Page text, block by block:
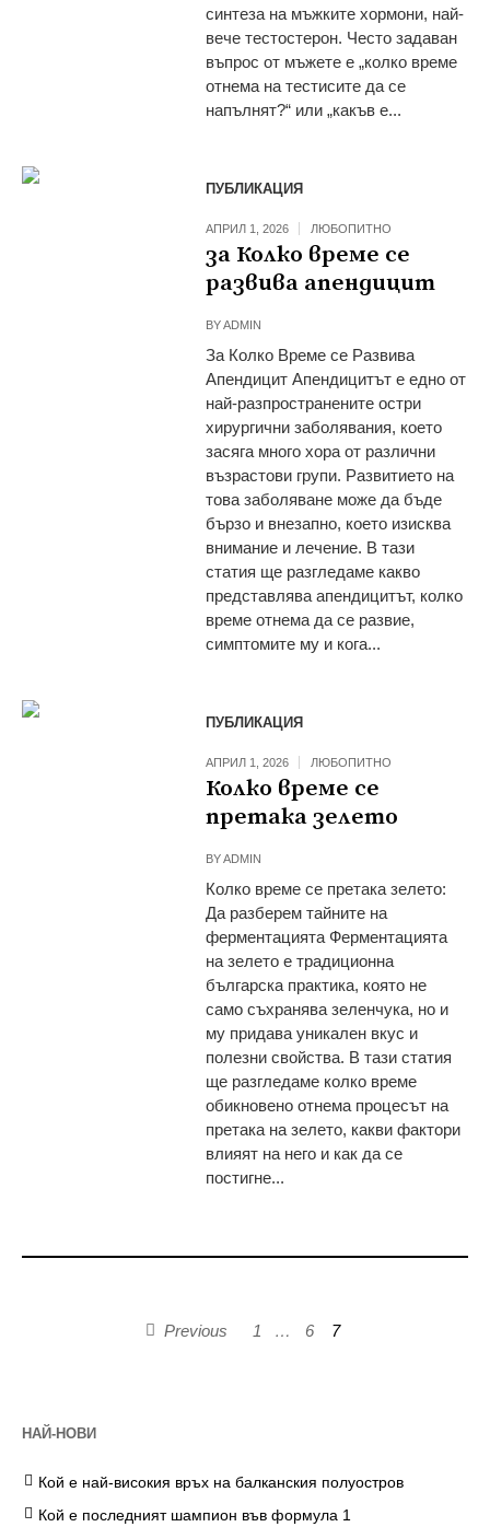
синтеза на мъжките хормони, най-
вече тестостерон. Често задаван
въпрос от мъжете е „колко време
отнема на тестисите да се
напълнят?“ или „какъв е...
ПУБЛИКАЦИЯ
АПРИЛ 1, 2026 ЛЮБОПИТНО
за Колко време се
развива апендицит
BYADMIN
За Колко Време се Развива
Апендицит Апендицитът е едно от
най-разпространените остри
хирургични заболявания, което
засяга много хора от различни
възрастови групи. Развитието на
това заболяване може да бъде
бързо и внезапно, което изисква
внимание и лечение. В тази
статия ще разгледаме какво
представлява апендицитът, колко
време отнема да се развие,
симптомите му и кога...
ПУБЛИКАЦИЯ
АПРИЛ 1, 2026 ЛЮБОПИТНО
Колко време се
претака зелето
BYADMIN
Колко време се претака зелето:
Да разберем тайните на
ферментацията Ферментацията
на зелето е традиционна
българска практика, която не
само съхранява зеленчука, но и
му придава уникален вкус и
полезни свойства. В тази статия
ще разгледаме колко време
обикновено отнема процесът на
претака на зелето, какви фактори
влияят на него и как да се
постигне...
Previous 1 … 6 7
НАЙ-НОВИ
Кой е най-високия връх на балканския полуостров
Кой е последният шампион във формула 1